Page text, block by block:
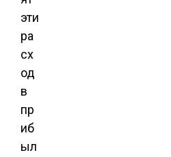
эти
ра
сх
од
в
пр
иб
ыл